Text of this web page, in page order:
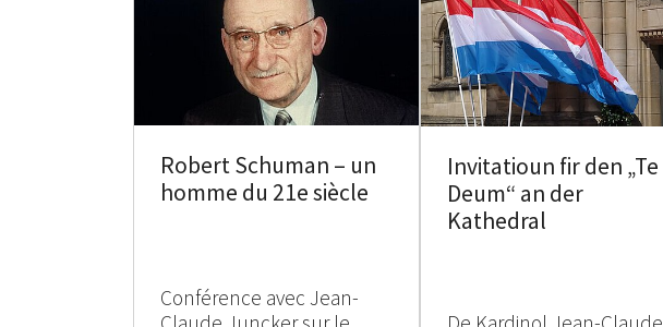
Robert Schuman – un
homme du 21e siècle
Conférence avec Jean-
Invitatioun fir den „Te
Deum“ an der
Kathedral